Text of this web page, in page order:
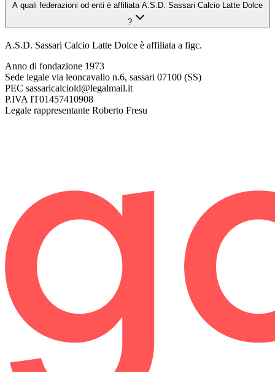
A quali federazioni od enti è affiliata A.S.D. Sassari Calcio Latte Dolce
?
A.S.D. Sassari Calcio Latte Dolce è affiliata a figc.
Anno di fondazione 1973
Sede legale via leoncavallo n.6, sassari 07100 (SS)
PEC sassaricalciold@legalmail.it
P.IVA IT01457410908
Legale rappresentante Roberto Fresu